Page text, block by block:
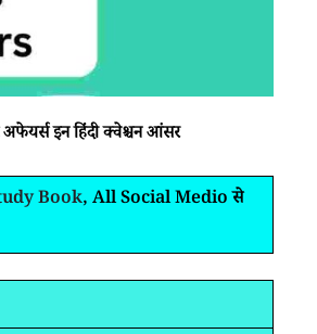
इन हिंदी क्वेश्चन आंसर
Book, All Social Medio से